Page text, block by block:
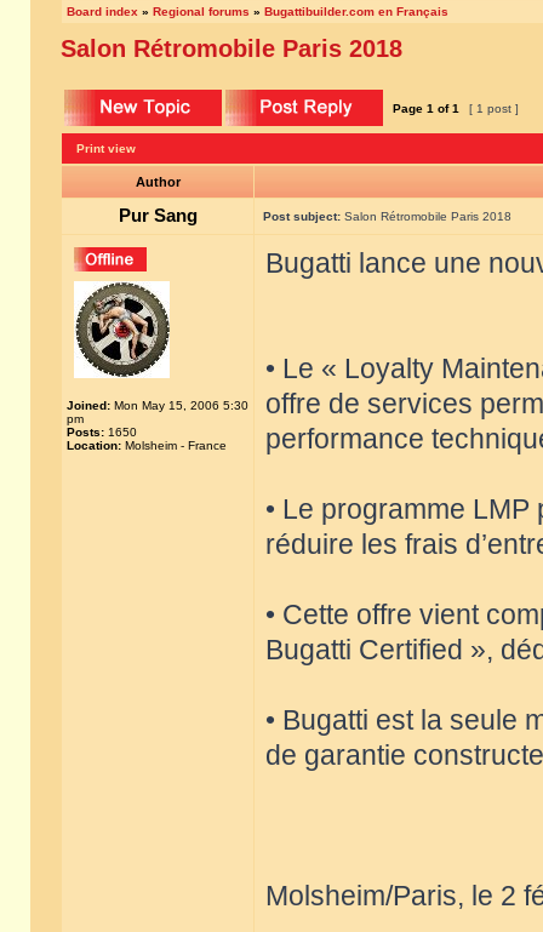
Board index » Regional forums » Bugattibuilder.com en Français
Salon Rétromobile Paris 2018
Page 1 of1 [ 1 post ]
Print view
Author
Pur Sang Post subject: Salon Rétromobile Paris 2018
Joined: Mon May 15, 2006 5:30
pm
Posts: 1650
Location: Molsheim - France
Bugatti lance une
• Le « Loyalty
offre de services
performance
• Le programme
réduire les frais
• Cette offre vient
Bugatti Certified »,
• Bugatti est la seule
de garantie
Molsheim/Paris, le 2